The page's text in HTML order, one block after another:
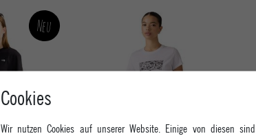
Neu
Cookies
Wir nutzen Cookies auf unserer Website. Einige von diesen sind